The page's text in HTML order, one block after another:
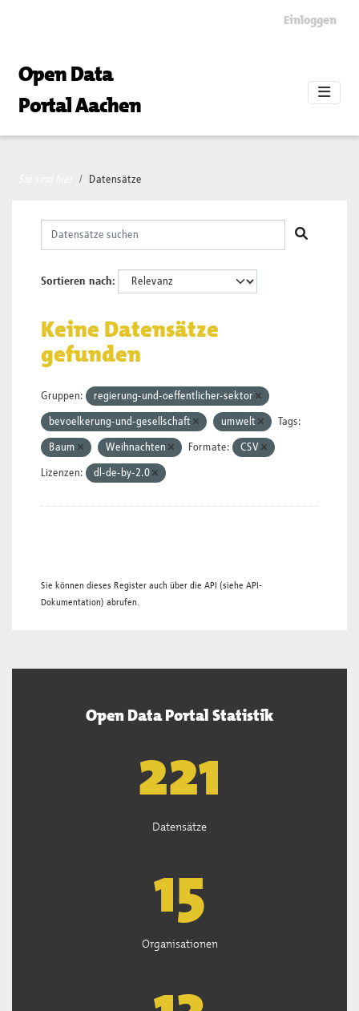
Einloggen
Open Data
Portal Aachen
Datensätze
Sortieren nach
Keine Datensätze
gefunden
Gruppen: regierung-und-oeffentlicher-sektor
bevoelkerung-und-gesellschaft umwelt Tags:
Baum Weihnachten Formate: CSV
Lizenzen: dl-de-by-2.0
Sie können dieses Register auch über die API (siehe API-
Dokumentation) abrufen.
Open Data Portal Statistik
222
Datensätze
15
Organisationen